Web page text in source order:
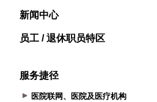
新闻中心
员工 / 退休职员特区
服务捷径
医院联网、医院及医疗机构